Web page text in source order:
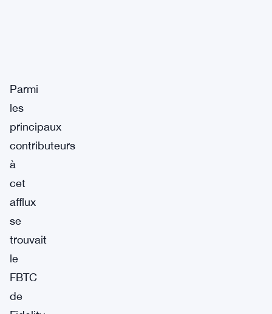
Parmi
les
principaux
contributeurs
à
cet
afflux
se
trouvait
le
FBTC
de